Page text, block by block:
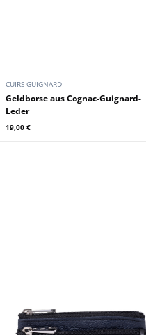
CUIRS GUIGNARD
Geldborse aus Cognac-Guignard-
Leder
19,00 €